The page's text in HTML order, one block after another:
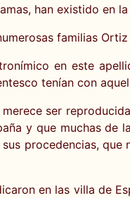
han existido en
familias
en este
tenían con
ser
y que muchas
procedencias,
en las villa de